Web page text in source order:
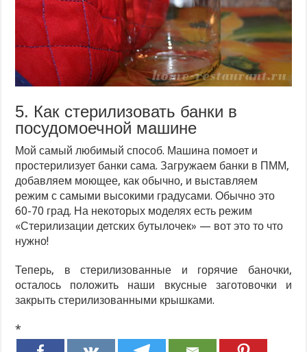
5. Как стерилизовать банки в
посудомоечной машине
Мой самый любимый способ. Машина помоет и
простерилизует банки сама. Загружаем банки в ПММ,
добавляем моющее, как обычно, и выставляем
режим с самыми высокими градусами. Обычно это
60-70 град. На некоторых моделях есть режим
«Стерилизации детских бутылочек» — вот это то что
нужно!
Теперь, в стерилизованные и горячие баночки,
осталось положить наши вкусные заготовочки и
закрыть стерилизованными крышками.
*